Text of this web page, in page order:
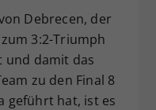
Debrecen, der
3:2-Triumph
und damit das
zu den Final 8
geführt hat, ist es